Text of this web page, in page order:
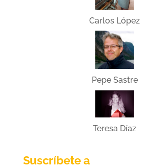
Carlos López
Pepe Sastre
Teresa Díaz
Suscríbete a